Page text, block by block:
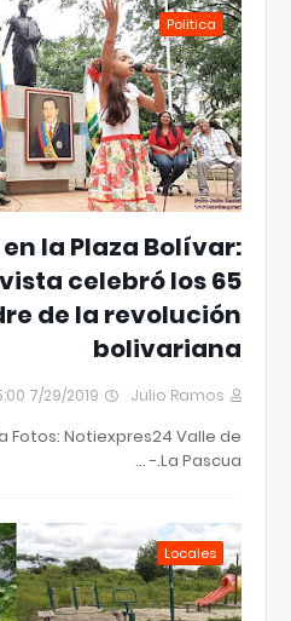
Politica
la Plaza Bolívar:
celebró los 65
de la revolución
bolivariana
Julio Ramos 7/29/2019 05:45:00 م
Fotos: Notiexpres24 Valle de
La Pascua.- …
Locales